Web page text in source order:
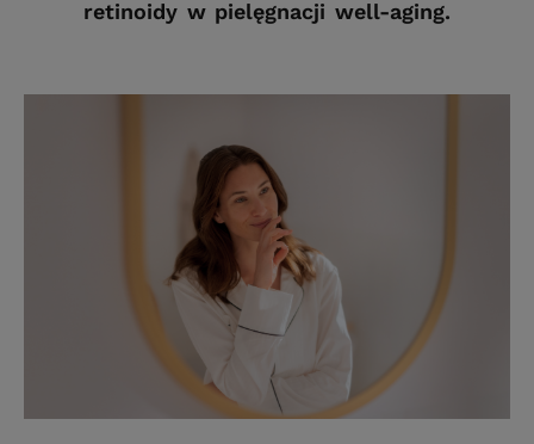
retinoidy w pielęgnacji well-aging.